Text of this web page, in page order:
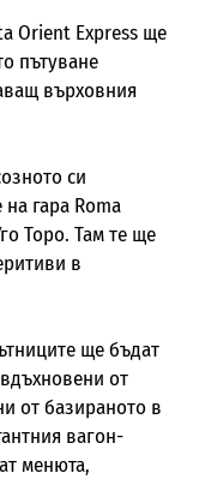
Orient Express ще
пътуване
върховния
си
гара Roma
Торо. Там те ще
в
ще бъдат
от
от базираното в
вагон-
менюта,